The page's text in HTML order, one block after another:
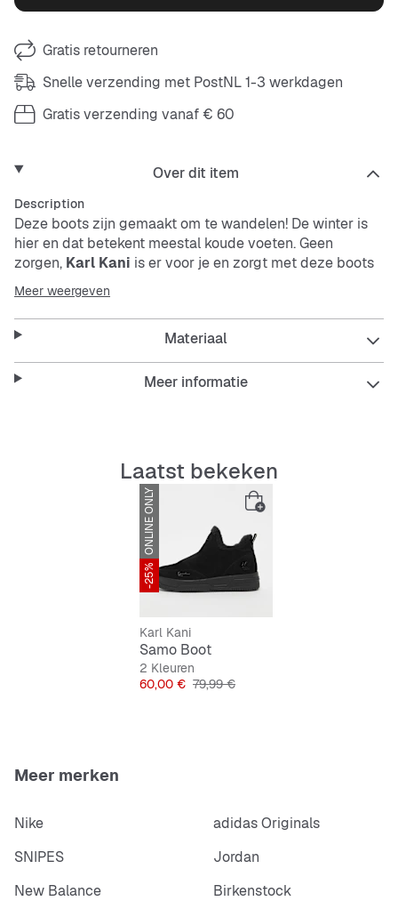
Gratis retourneren
Snelle verzending met PostNL 1-3 werkdagen
Gratis verzending vanaf € 60
Over dit item
Description
Deze boots zijn gemaakt om te wandelen! De winter is
hier en dat betekent meestal koude voeten. Geen
zorgen, Karl Kani is er voor je en zorgt met deze boots
dat jij stijlvol door de koude tijd loopt.
Deze schoen is niet alleen super mooi, maar ook erg
stevig. Het klassieke design past overal bij en geeft je
buitenspel en word de queen op straat! Draag jij dat
Dikke zool met veel grip
Warmtebestendig
Op meerdere plekken gevoerd voor comfort
-patch
Bovenmateriaal: leer
Binnenmateriaal: textiel
Loopzool: rubber
Meer weergeven
Materiaal
Meer informatie
Laatst bekeken
ONLINE ONLY
-25%
Karl Kani
Samo Boot
2 Kleuren
Prijs
60,00 € Originele Prijs
79,99 €
Meer merken
Nike
adidas Originals
SNIPES
Jordan
New Balance
Birkenstock